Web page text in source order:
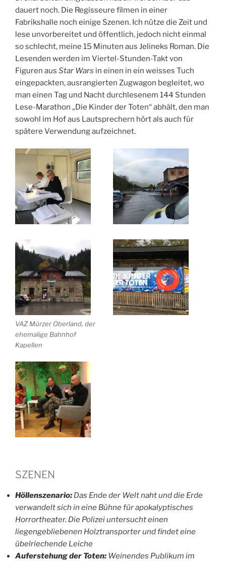
dauert noch. Die Regisseure filmen in einer
Fabrikshalle noch einige Szenen. Ich nütze die Zeit und
lese unvorbereitet und öffentlich, jedoch nicht einmal
so schlecht, meine 15 Minuten aus Jelineks Roman. Die
Lesenden werden im Viertel-Stunden-Takt von
Figuren aus Star Wars in einen in ein weisses Tuch
eingepackten, ausrangierten Zugwagon begleitet, wo
man einen Tag und Nacht durchlesenem 144 Stunden
Lese-Marathon „Die Kinder der Toten“ abhält, den man
sowohl im Hof aus Lautsprechern hört als auch für
spätere Verwendung aufzeichnet.
VAZ Mürzer Oberland, der
ehemalige Bahnhof
Kapellen
SZENEN
Höllenszenario: Das Ende der Welt naht und die Erde
verwandelt sich in eine Bühne für apokalyptisches
Horrortheater. Die Polizei untersucht einen
liegengebliebenen Holztransporter und findet eine
übelriechende Leiche
Auferstehung der Toten: Weinendes Publikum im